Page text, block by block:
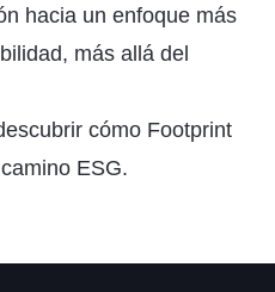
hacia un enfoque más
más allá del
cómo Footprint
ESG.